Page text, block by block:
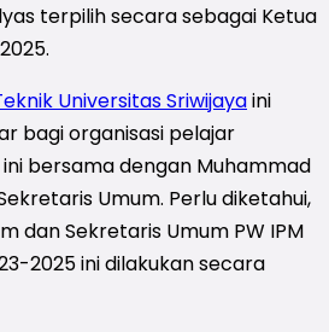
terpilih secara sebagai Ketua
Universitas Sriwijayaini
bagi organisasi pelajar
bersama dengan Muhammad
Umum. Perlu diketahui,
dan Sekretaris Umum PW IPM
2025 ini dilakukan secara